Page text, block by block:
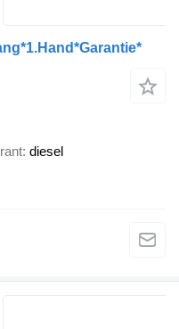
diesel